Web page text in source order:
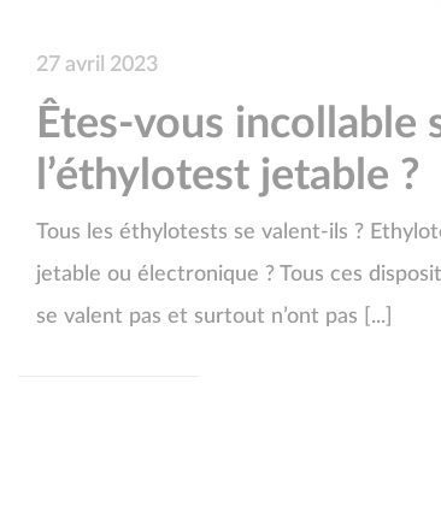
27 avril 2023
Êtes-vous incollable
l’éthylotest jetable ?
Tous les éthylotests se valent-ils ?
jetable ou électronique ? Tous ces
se valent pas et surtout n’ont pas [...]